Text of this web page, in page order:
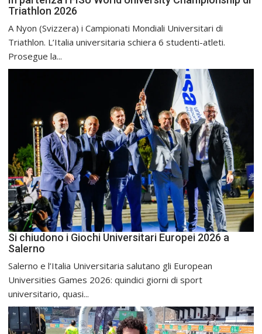
Triathlon 2026
A Nyon (Svizzera) i Campionati Mondiali Universitari di
Triathlon. L’Italia universitaria schiera 6 studenti-atleti.
Prosegue la...
Si chiudono i Giochi Universitari Europei 2026 a
Salerno
Salerno e l’Italia Universitaria salutano gli European
Universities Games 2026: quindici giorni di sport
universitario, quasi...